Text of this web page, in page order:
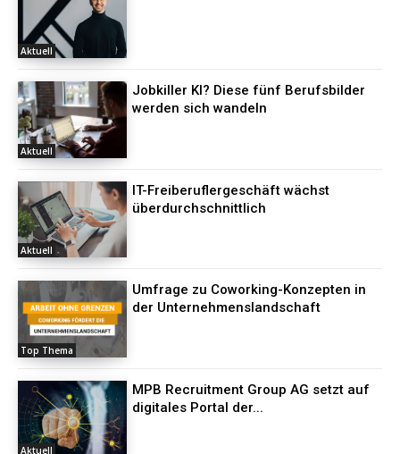
Aktuell
Aktuell
Jobkiller KI? Diese fünf Berufsbilder
werden sich wandeln
Aktuell
IT-Freiberuflergeschäft wächst
überdurchschnittlich
Top Thema
Umfrage zu Coworking-Konzepten in
der Unternehmenslandschaft
Aktuell
MPB Recruitment Group AG setzt auf
digitales Portal der...